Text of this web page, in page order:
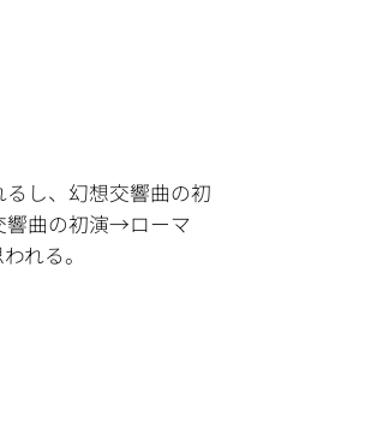
し、幻想交響曲の初
響曲の初演→ローマ
れる。